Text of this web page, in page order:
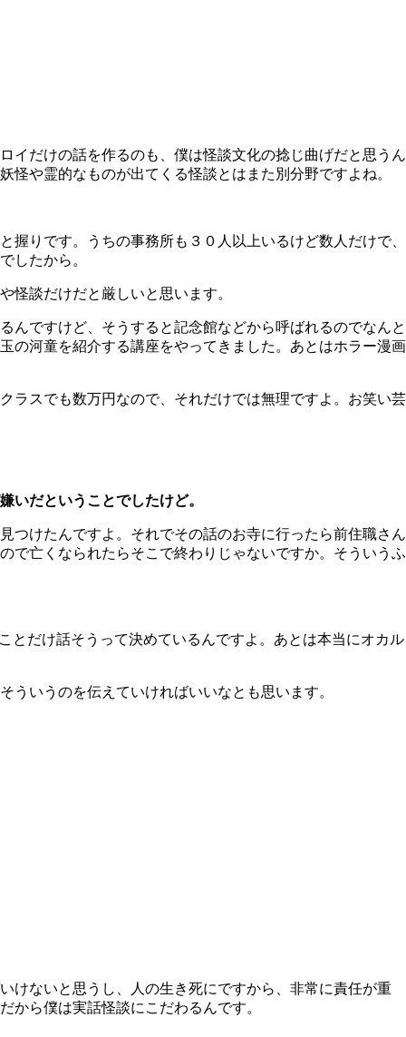
だけの話を作るのも、僕は怪談文化の捻じ曲げだと思うん
や霊的なものが出てくる怪談とはまた別分野ですよね。
りです。うちの事務所も３０人以上いるけど数人だけで、
したから。
談だけだと厳しいと思います。
ですけど、そうすると記念館などから呼ばれるのでなんと
の河童を紹介する講座をやってきました。あとはホラー漫画
ラスでも数万円なので、それだけでは無理ですよ。お笑い芸
だということでしたけど。
けたんですよ。それでその話のお寺に行ったら前住職さん
で亡くなられたらそこで終わりじゃないですか。そういうふ
だけ話そうって決めているんですよ。あとは本当にオカル
いうのを伝えていければいいなとも思います。
けないと思うし、人の生き死にですから、非常に責任が重
から僕は実話怪談にこだわるんです。